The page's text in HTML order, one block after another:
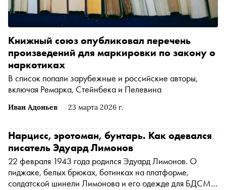
Иван Адоньев 23 марта 2026 г.
Книжный союз опубликовал перечень
произведений для маркировки по закону о
наркотиках
В список попали зарубежные и российские авторы,
включая Ремарка, Стейнбека и Пелевина
Нарцисс, эротоман, бунтарь. Как одевался
писатель Эдуард Лимонов
22 февраля 1943 года родился Эдуард Лимонов. О
пиджаке, белых брюках, ботинках на платформе,
солдатской шинели Лимонова и его одежде для БДСМ